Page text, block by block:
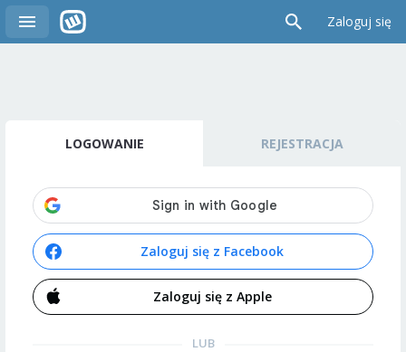
Zaloguj się
LOGOWANIE REJESTRACJA
Zaloguj się z Facebook
Zaloguj się z Apple
LUB